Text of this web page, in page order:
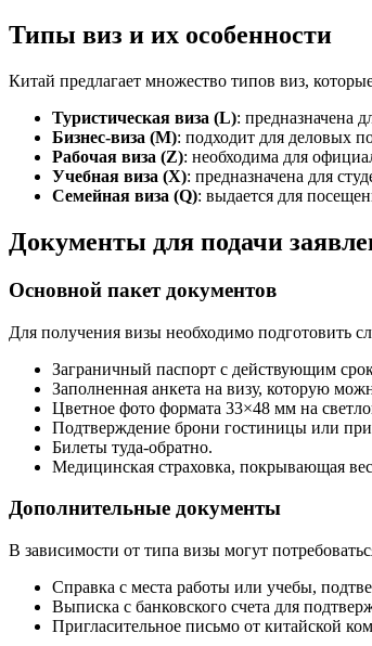
Типы виз и их особенности
Китай предлагает множество типов виз,
Туристическая виза (L): предназначена
Бизнес-виза (M): подходит для деловых
Рабочая виза (Z): необходима для
Учебная виза (X): предназначена для
Семейная виза (Q): выдается для
Документы для подачи
Основной пакет документов
Для получения визы необходимо подготовить
Заграничный паспорт с действующим
Заполненная анкета на визу, которую
Цветное фото формата 33×48 мм на
Подтверждение брони гостиницы или
Билеты туда-обратно.
Медицинская страховка, покрывающая
Дополнительные документы
В зависимости от типа визы могут
Справка с места работы или учебы,
Выписка с банковского счета для
Пригласительное письмо от китайской